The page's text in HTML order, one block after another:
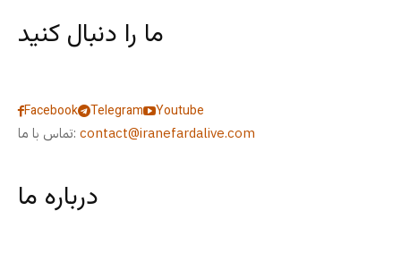
ما را دنبال کنید
Facebook Telegram
Youtube
تماس با ما: contact@iranefardalive.com
درباره ما